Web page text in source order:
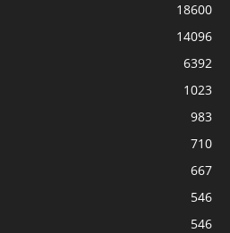
18600
14096
6392
1023
983
710
667
546
546